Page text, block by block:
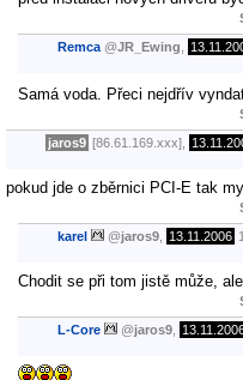
Remca @JR_Ewing
Samá voda. Přeci nejdřív
jaros9 [86.61.169.xxx],
pokud jde o zběrnici PCI-E tak
karel @jaros9 13.11.2006
Chodit se při tom jistě může,
L-Core @jaros9